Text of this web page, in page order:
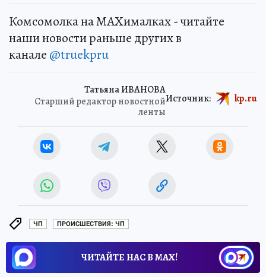
Комсомолка на MAXималках - читайте
наши новости раньше других в
канале @truekpru
Татьяна ИВАНОВА
Старший редактор новостной
ленты
Источник: kp.ru
ЧП ПРОИСШЕСТВИЯ: ЧП
ЧИТАЙТЕ НАС В МАХ!